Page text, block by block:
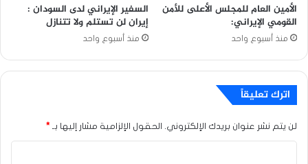
الأمين العام للمجلس الأعلى للأمن
القومي الإيراني:
منذ أسبوع واحد
السفير الإيراني لدى السودان :
إيران لن تستلم ولا تتنازل
منذ أسبوع واحد
اترك تعليقاً
لن يتم نشر عنوان بريدك الإلكتروني. الحقول الإلزامية مشار إليها بـ *